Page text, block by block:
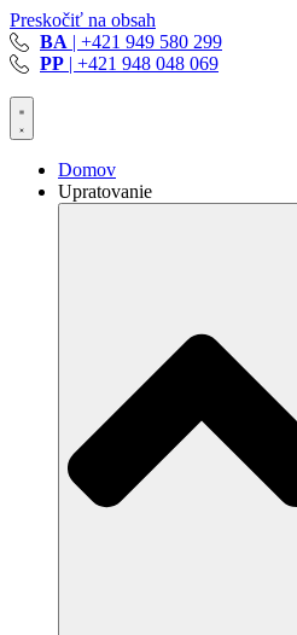
Preskočiť na obsah
BA | +421 949 580 299
PP | +421 948 048 069
Domov
Upratovanie